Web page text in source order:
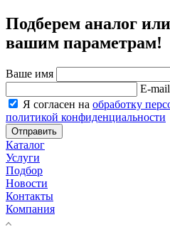
Подберем аналог
вашим параметрам!
Ваше имя
E-mail
Я согласен на обработку
политикой конфиденциальности
Отправить
Каталог
Услуги
Подбор
Новости
Контакты
Компания